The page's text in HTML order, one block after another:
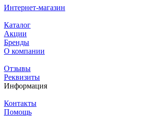
Интернет-магазин
Каталог
Акции
Бренды
О компании
Отзывы
Реквизиты
Информация
Контакты
Помощь